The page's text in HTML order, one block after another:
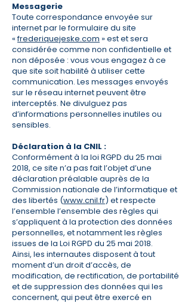
Messagerie
Toute correspondance envoyée sur
internet par le formulaire du site
«frederiquejeske.com » est et sera
considérée comme non confidentielle et
non déposée : vous vous engagez à ce
que site soit habilité à utiliser cette
communication. Les messages envoyés
sur le réseau internet peuvent être
interceptés. Ne divulguez pas
d’informations personnelles inutiles ou
sensibles.
Déclaration à la CNIL :
Conformément à la loi RGPD du 25 mai
2018, ce site n’a pas fait l’objet d’une
déclaration préalable auprès de la
Commission nationale de l’informatique et
des libertés (www.cnil.fr) et respecte
l’ensemble l’ensemble des règles qui
s’appliquent à la protection des données
personnelles, et notamment les règles
issues de la Loi RGPD du 25 mai 2018.
Ainsi, les internautes disposent à tout
moment d’un droit d’accès, de
modification, de rectification, de portabilité
et de suppression des données qui les
concernent, qui peut être exercé en